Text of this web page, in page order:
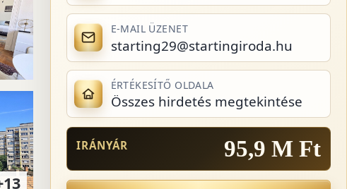
E-MAIL ÜZENET
starting29@startingiroda.hu
ÉRTÉKESÍTŐ OLDALA
Összes hirdetés megtekintése
IRÁNYÁR 95,9 M Ft